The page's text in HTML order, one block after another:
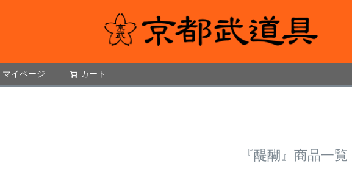
マイページ カート
『醍醐』商品一覧
価格
在庫なし商品
優先度順